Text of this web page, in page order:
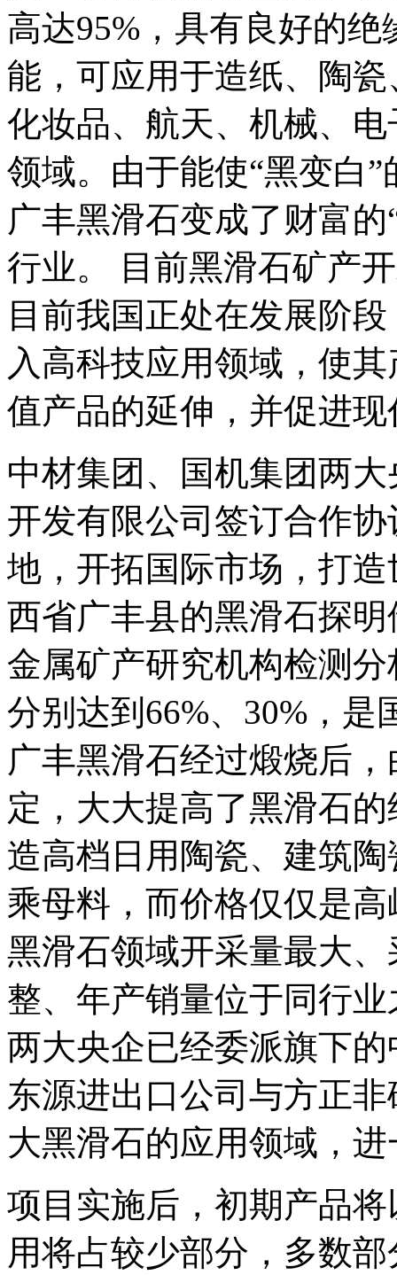
高达95%，具有良好的
能，可应用于造纸、陶
化妆品、航天、机械、
领域。由于能使“黑变白
广丰黑滑石变成了财富
行业。 目前黑滑石矿产
目前我国正处在发展阶
入高科技应用领域，使
值产品的延伸，并促进
中材集团、国机集团两
开发有限公司签订合作
地，开拓国际市场，打
西省广丰县的黑滑石探
金属矿产研究机构检测
分别达到66%、30%，
广丰黑滑石经过煅烧后
定，大大提高了黑滑石
造高档日用陶瓷、建筑
乘母料，而价格仅仅是
黑滑石领域开采量最大
整、年产销量位于同行
两大央企已经委派旗下
东源进出口公司与方正
大黑滑石的应用领域，
项目实施后，初期产品
用将占较少部分，多数